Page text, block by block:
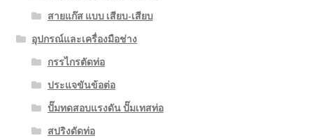
สายแก๊ส แบบ เสียบ-เสียบ
อุปกรณ์และเครื่องมือช่าง
กรรไกรตัดท่อ
ประแจขันข้อต่อ
ปั๊มทดสอบแรงดัน ปั๊มเทสท่อ
สปริงดัดท่อ